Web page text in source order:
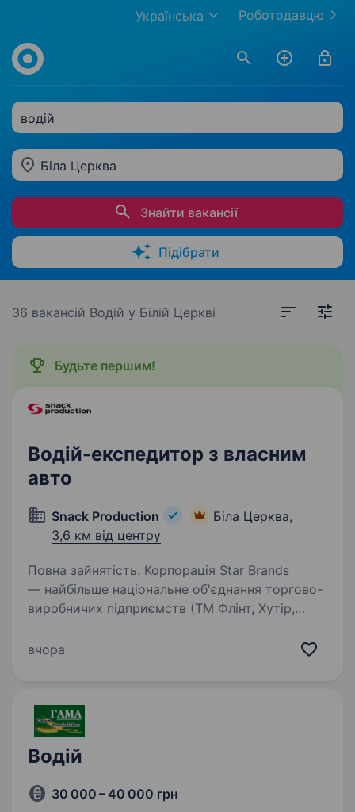
Роботодавцю
Українська
водій
Біла Церква
Знайти вакансії
Підібрати
36 вакансій Водій у Білій Церкві
Будьте першим!
Водій-експедитор з власним
авто
Snack Production
Біла Церква,
3,6 км від центру
Повна зайнятість. Корпорація Star Brands
— найбільше національне об'єднання торгово-
виробничих підприємств (ТМ Флінт, Хутір,
яке є лідером на ринку з 2003 року, запрошує
вчора
Водій
30 000 – 40 000 грн